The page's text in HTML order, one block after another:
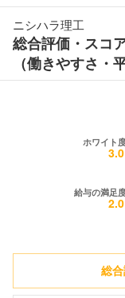
ニシハラ理工
総合評価・スコ
（働きやすさ・
総